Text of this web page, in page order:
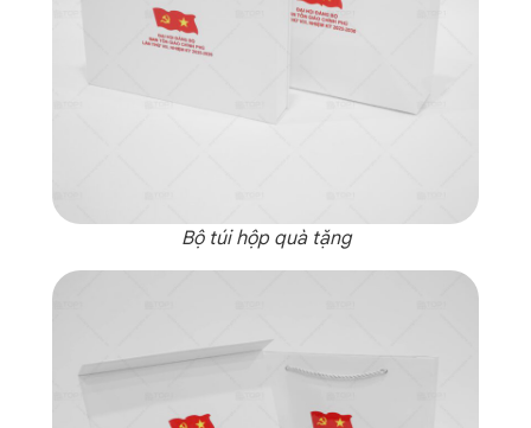
Bộ túi hộp quà tặng